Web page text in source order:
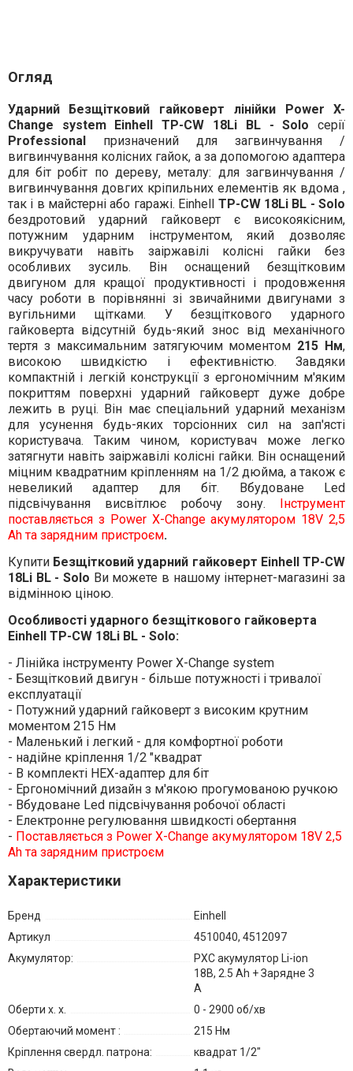
Огляд
Ударний Безщітковий гайковерт лінійки Power X-
Change system Einhell TP-CW 18Li BL - Solo серії
Professionalпризначений для загвинчування /
вигвинчування колісних гайок, а за допомогою адаптера
для біт робіт по дереву, металу: для загвинчування /
вигвинчування довгих кріпильних елементів як вдома ,
так і в майстерні або гаражі. Einhell TP-CW 18Li BL - Solo
бездротовий ударний гайковерт є високоякісним,
потужним ударним інструментом, який дозволяє
викручувати навіть заіржавілі колісні гайки без
особливих зусиль. Він оснащений безщітковим
двигуном для кращої продуктивності і продовження
часу роботи в порівнянні зі звичайними двигунами з
вугільними щітками. У безщіткового ударного
гайковерта відсутній будь-який знос від механічного
тертя з максимальним затягуючим моментом 215 Нм,
високою швидкістю і ефективністю. Завдяки
компактній і легкій конструкції з ергономічним м'яким
покриттям поверхні ударний гайковерт дуже добре
лежить в руці. Він має спеціальний ударний механізм
для усунення будь-яких торсіонних сил на зап'ясті
користувача. Таким чином, користувач може легко
затягнути навіть заіржавілі колісні гайки. Він оснащений
міцним квадратним кріпленням на 1/2 дюйма, а також є
невеликий адаптер для біт. Вбудоване Led
підсвічування висвітлює робочу зону.
Інструмент
поставляється з Power X-Change акумулятором 18V 2,5
Ah та зарядним пристроєм.
Купити Безщітковий ударний гайковерт Einhell TP-CW
18Li BL - Solo Ви можете в нашому інтернет-магазині за
відмінною ціною.
Особливості ударного безщіткового гайковерта
Einhell TP-CW 18Li BL - Solo:
- Лінійка інструменту Power X-Change system
- Безщітковий двигун - більше потужності і тривалої
експлуатації
- Потужний ударний гайковерт з високим крутним
моментом 215 Нм
- Маленький і легкий - для комфортної роботи
- надійне кріплення 1/2 "квадрат
- В комплекті HEX-адаптер для біт
- Ергономічний дизайн з м'якою прогумованою ручкою
- Вбудоване Led підсвічування робочої області
- Електронне регулювання швидкості обертання
- Поставляється з Power X-Change акумулятором 18V 2,5
Ah та зарядним пристроєм
Характеристики
Бренд
Einhell
Артикул
4510040, 4512097
Акумулятор:
PXC акумулятор Li-ion
18В, 2.5 Ah + Зарядне 3
А
Оберти х. х.
0 - 2900 об/хв
Обертаючий момент :
215 Нм
Кріплення свердл. патрона:
квадрат 1/2"